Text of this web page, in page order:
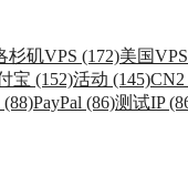
杉矶VPS (172)美国
宝 (152)活动 (145)CN2
PayPal (86)测试IP